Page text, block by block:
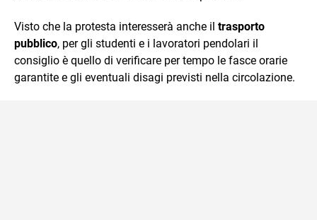
Visto che la protesta interesserà anche il trasporto
pubblico, per gli studenti e i lavoratori pendolari il
consiglio è quello di verificare per tempo le fasce orarie
garantite e gli eventuali disagi previsti nella circolazione.